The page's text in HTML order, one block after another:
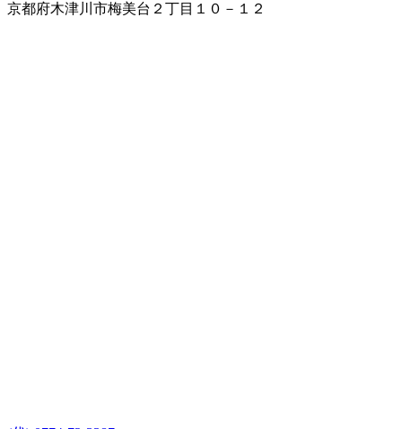
京都府木津川市梅美台２丁目１０－１２